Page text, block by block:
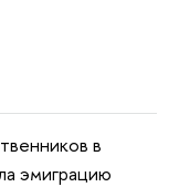
в
эмиграцию